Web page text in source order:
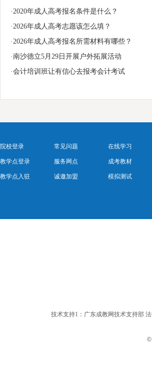
·2020年成人高考报名条件是什么？
·2026年成人高考志愿该怎么填？
·2026年成人高考报名所需材料有哪些？
·南沙德立5月29日开展户外拓展活动
·会计培训班让有信心去报考会计考试
院校登录
教学点登录
教学点入驻
常见问题
服务网点
诚邀加盟
在线学习
成考教材
模拟测试
技术支持1：广东成教网技术支持部
©